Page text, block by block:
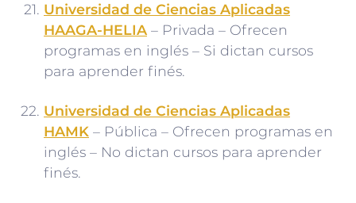
Universidad de Ciencias Aplicadas
HAAGA-HELIA – Privada – Ofrecen
programas en inglés – Si dictan cursos
para aprender finés.
Universidad de Ciencias Aplicadas
HAMK – Pública – Ofrecen programas en
inglés – No dictan cursos para aprender
finés.